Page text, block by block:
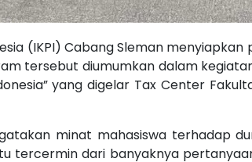
(IKPI) Cabang Sleman
tersebut diumumkan dalam
yang digelar Tax Center
minat mahasiswa terhadap
tercermin dari banyaknya